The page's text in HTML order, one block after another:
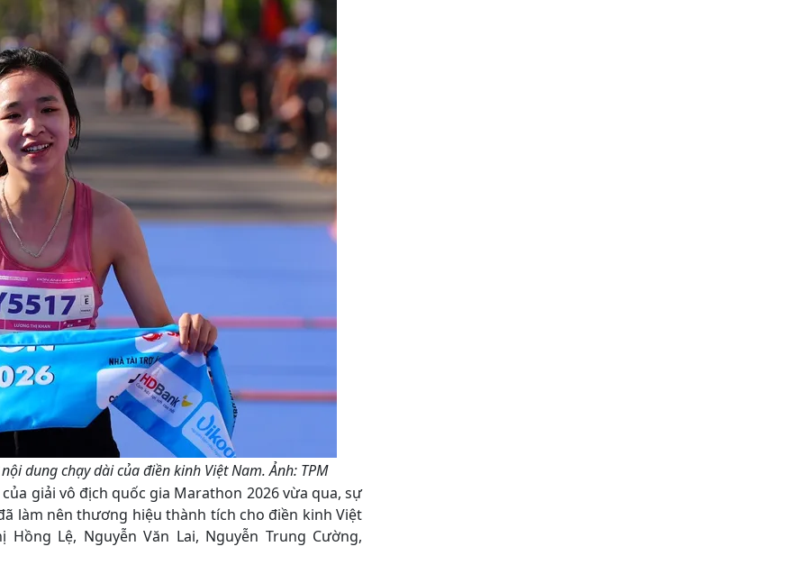
dung chạy dài của điền kinh Việt Nam. Ảnh: TPM
giải vô địch quốc gia Marathon 2026 vừa qua, sự
làm nên thương hiệu thành tích cho điền kinh Việt
Lệ, Nguyễn Văn Lai, Nguyễn Trung Cường,